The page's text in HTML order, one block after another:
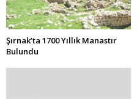
Şırnak’ta 1700 Yıllık Manastır
Bulundu